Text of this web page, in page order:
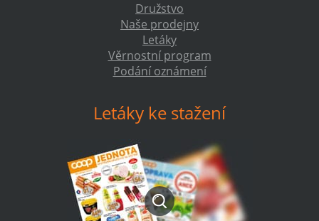
Družstvo
Naše prodejny
Letáky
Věrnostní program
Podání oznámení
Letáky ke stažení